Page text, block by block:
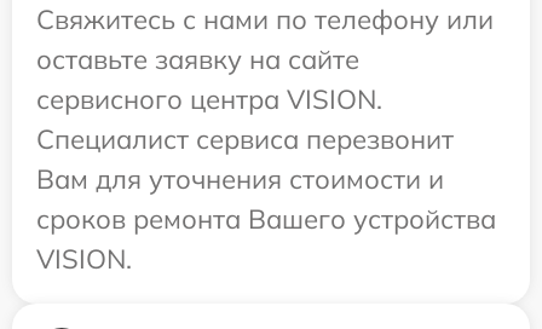
Свяжитесь с нами по телефону или
оставьте заявку на сайте
сервисного центра VISION.
Специалист сервиса перезвонит
Вам для уточнения стоимости и
сроков ремонта Вашего устройства
VISION.